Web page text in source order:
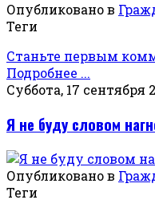
Опубликовано в
Теги
Станьте первым
Подробнее ...
Суббота, 17 сентября
Я не буду словом
Опубликовано в
Теги